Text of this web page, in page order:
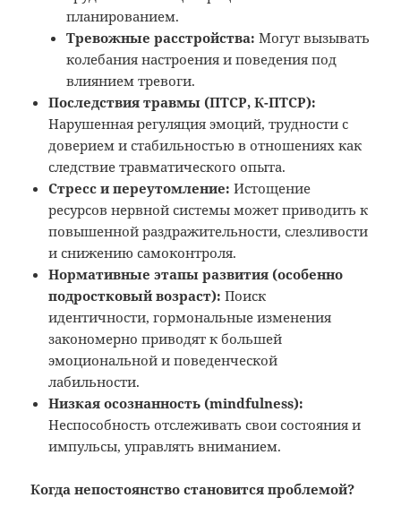
планированием.
Тревожные расстройства: Могут вызывать
колебания настроения и поведения под
влиянием тревоги.
Последствия травмы (ПТСР, К-ПТСР):
Нарушенная регуляция эмоций, трудности с
доверием и стабильностью в отношениях как
следствие травматического опыта.
Стресс и переутомление: Истощение
ресурсов нервной системы может приводить к
повышенной раздражительности, слезливости
и снижению самоконтроля.
Нормативные этапы развития (особенно
подростковый возраст): Поиск
идентичности, гормональные изменения
закономерно приводят к большей
эмоциональной и поведенческой
лабильности.
Низкая осознанность (mindfulness):
Неспособность отслеживать свои состояния и
импульсы, управлять вниманием.
Когда непостоянство становится проблемой?